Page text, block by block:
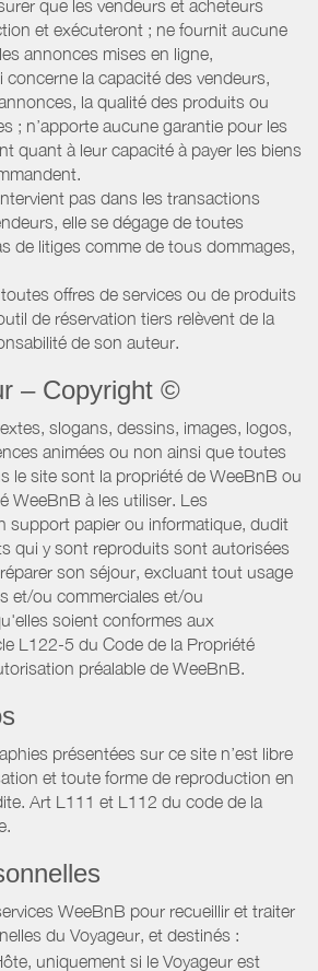
que les vendeurs et acheteurs
et exécuteront ; ne fournit aucune
annonces mises en ligne,
la capacité des vendeurs,
la qualité des produits ou
; n’apporte aucune garantie pour les
quant à leur capacité à payer les biens
pas dans les transactions
elle se dégage de toutes
de litiges comme de tous dommages,
offres de services ou de produits
de réservation tiers relèvent de la
de son auteur.
– Copyright ©
slogans, dessins, images, logos,
animées ou non ainsi que toutes
le site sont la propriété de WeeBnB ou
WeeBnB à les utiliser. Les
support papier ou informatique, dudit
qui y sont reproduits sont autorisées
son séjour, excluant tout usage
et/ou commerciales et/ou
soient conformes aux
L122-5 du Code de la Propriété
préalable de WeeBnB.
présentées sur ce site n’est libre
et toute forme de reproduction en
Art L111 et L112 du code de la
WeeBnB pour recueillir et traiter
du Voyageur, et destinés :
uniquement si le Voyageur est